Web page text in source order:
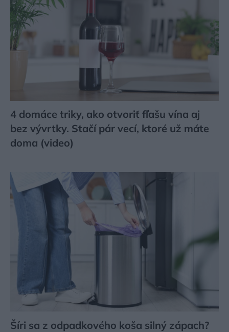
4 domáce triky, ako otvoriť fľašu vína aj
bez vývrtky. Stačí pár vecí, ktoré už máte
doma (video)
Šíri sa z odpadkového koša silný zápach?